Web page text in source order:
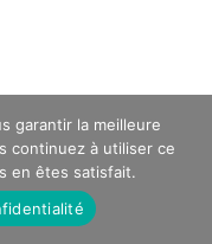
garantir la meilleure
continuez à utiliser ce
en êtes satisfait.